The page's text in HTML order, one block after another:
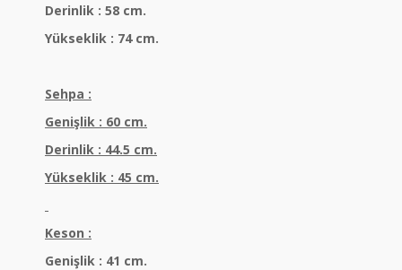
Derinlik : 58 cm.
Yükseklik : 74 cm.
Sehpa :
Genişlik : 60 cm.
Derinlik : 44.5 cm.
Yükseklik : 45 cm.
Keson :
Genişlik : 41 cm.